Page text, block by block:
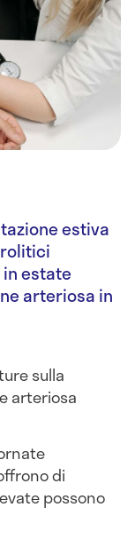
estiva
estate
arteriosa in
sulla
arteriosa
di
possono